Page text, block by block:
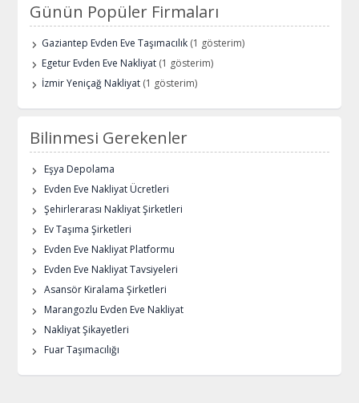
Günün Popüler Firmaları
Gaziantep Evden Eve Taşımacılık (1 gösterim)
Egetur Evden Eve Nakliyat (1 gösterim)
İzmir Yeniçağ Nakliyat (1 gösterim)
Bilinmesi Gerekenler
Eşya Depolama
Evden Eve Nakliyat Ücretleri
Şehirlerarası Nakliyat Şirketleri
Ev Taşıma Şirketleri
Evden Eve Nakliyat Platformu
Evden Eve Nakliyat Tavsiyeleri
Asansör Kiralama Şirketleri
Marangozlu Evden Eve Nakliyat
Nakliyat Şikayetleri
Fuar Taşımacılığı